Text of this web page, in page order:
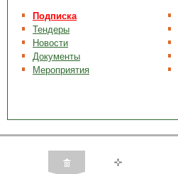
Подписка
Тендеры
Новости
Документы
Мероприятия